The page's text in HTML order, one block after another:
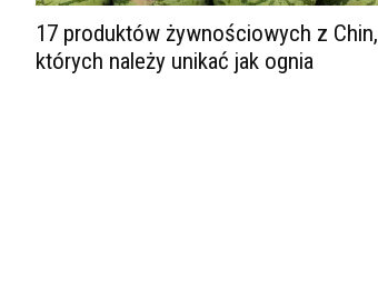
17 produktów żywnościowych z Chin,
których należy unikać jak ognia